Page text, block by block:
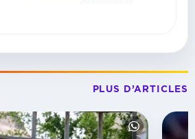
PLUS D’ARTICLES